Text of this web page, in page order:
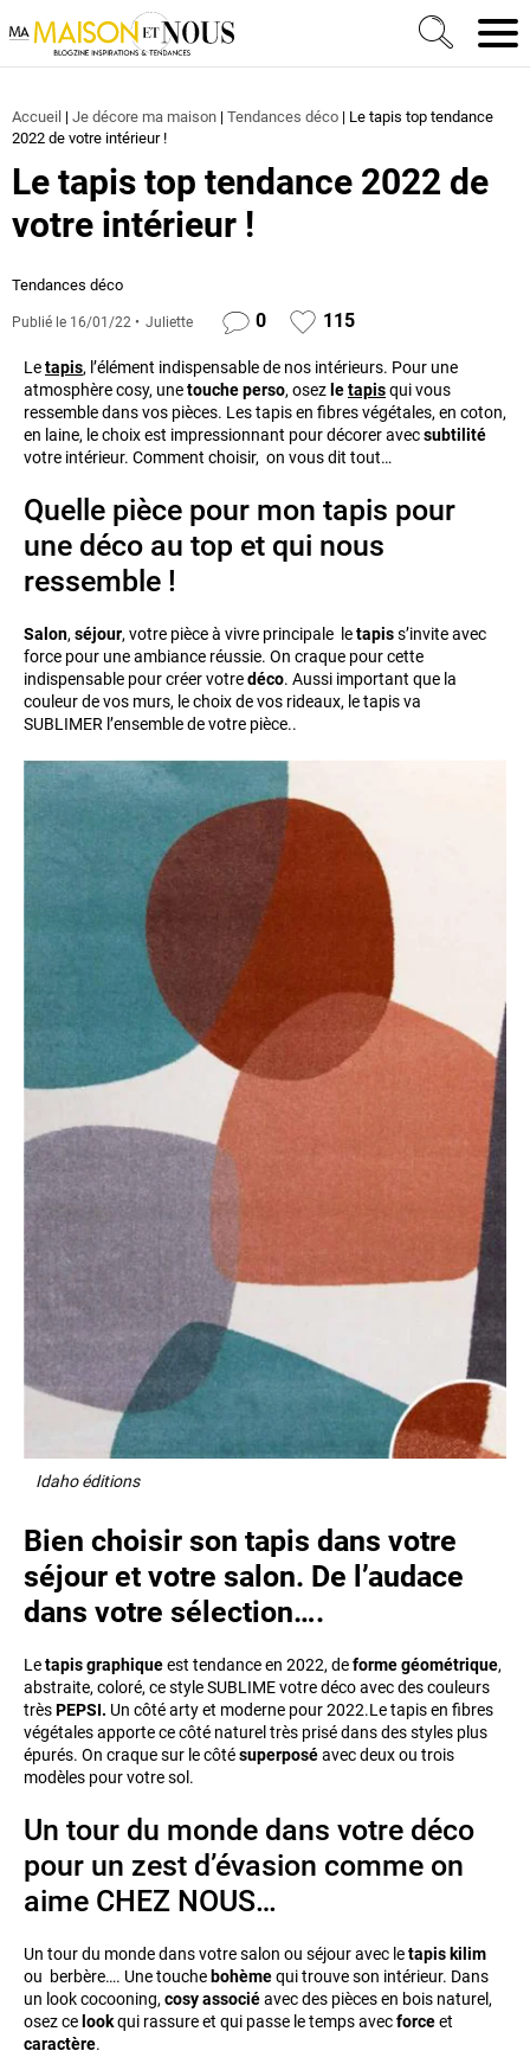
Ma Maison et Nous Construction, rénovation &
Accueil | Je décore ma maison | Tendances déco | Le tapis top tendance
2022 de votre intérieur !
Le tapis top tendance 2022 de
votre intérieur !
Tendances déco
Publié le 16/01/22 Juliette 0 115
Letapis, l’élément indispensable de nos intérieurs. Pour une
atmosphère cosy, unetouche perso, osez letapisqui vous
ressemble dans vos pièces. Les tapis en fibres végétales, en coton,
en laine, le choix est impressionnant pour décorer avecsubtilité
votre intérieur. Comment choisir, on vous dit tout…
Quelle pièce pour mon tapis pour
une déco au top et qui nous
ressemble !
Salon, séjour, votre pièce à vivre principale letapiss’invite avec
force pour une ambiance réussie. On craque pour cette
indispensable pour créer votredéco. Aussi important que la
couleur de vos murs, le choix de vos rideaux, le tapis va
SUBLIMER l’ensemble de votre pièce..
Idaho éditions
Bien choisir son tapis dans votre
séjour et votre salon. De l’audace
dans votre sélection….
Letapis graphiqueest tendance en 2022, deforme géométrique,
abstraite, coloré, ce style SUBLIME votre déco avec des couleurs
trèsPEPSI. Un côté arty et moderne pour 2022.Le tapis en fibres
végétales apporte ce côté naturel très prisé dans des styles plus
épurés. On craque sur le côtésuperposéavec deux ou trois
modèles pour votre sol.
Un tour du monde dans votre déco
pour un zest d’évasion comme on
aime CHEZ NOUS…
Un tour du monde dans votre salon ou séjour avec letapis kilim
ou berbère…. Une touche bohèmequi trouve son intérieur. Dans
un look cocooning,cosy associéavec des pièces en bois naturel,
osez ce lookqui rassure et qui passe le temps avecforceet
caractère.